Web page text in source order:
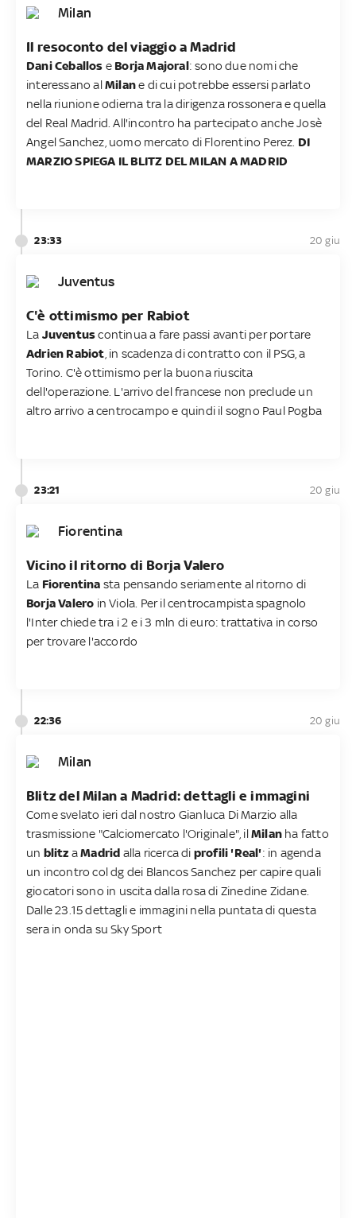
Milan
Il resoconto del viaggio a Madrid
Dani Ceballos e Borja Majoral: sono due nomi che
interessano alMilane di cui potrebbe essersi parlato
nella riunione odierna tra la dirigenza rossonera e quella
del Real Madrid. All'incontro ha partecipato anche Josè
Angel Sanchez, uomo mercato di Florentino Perez. DI
MARZIO SPIEGA IL BLITZ DEL MILAN A MADRID
23:33 20 giu
Juventus
C'è ottimismo per Rabiot
La Juventuscontinua a fare passi avanti per portare
Adrien Rabiot , in scadenza di contratto con il PSG, a
Torino. C'è ottimismo per la buona riuscita
dell'operazione. L'arrivo del francese non preclude un
altro arrivo a centrocampo e quindi il sogno Paul Pogba
23:21 20 giu
Fiorentina
Vicino il ritorno di Borja Valero
La Fiorentina sta pensando seriamente al ritorno di
Borja Valero in Viola. Per il centrocampista spagnolo
l'Inter chiede tra i 2 e i 3 mln di euro: trattativa in corso
per trovare l'accordo
22:36 20 giu
Milan
Blitz del Milan a Madrid: dettagli e immagini
Come svelato ieri dal nostro Gianluca Di Marzio alla
trasmissione "Calciomercato l'Originale", ilMilan ha fatto
un blitz aMadrid alla ricerca di profili 'Real': in agenda
un incontro col dg dei Blancos Sanchez per capire quali
giocatori sono in uscita dalla rosa di Zinedine Zidane.
Dalle 23.15 dettagli e immagini nella puntata di questa
sera in onda su Sky Sport